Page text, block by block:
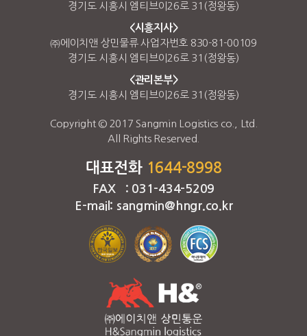
경기도 시흥시 엠티브이26로 31(정왕동)
<시흥지사>
㈜에이치앤 상민물류 사업자번호 830-81-00109
경기도 시흥시 엠티브이26로 31(정왕동)
<관리본부>
경기도 시흥시 엠티브이26로 31(정왕동)
Copyright © 2017 Sangmin Logistics co., Ltd.
All Rights Reserved.
대표전화 1644-8998
FAX : 031-434-5209
E-mail: sangmin@hngr.co.kr